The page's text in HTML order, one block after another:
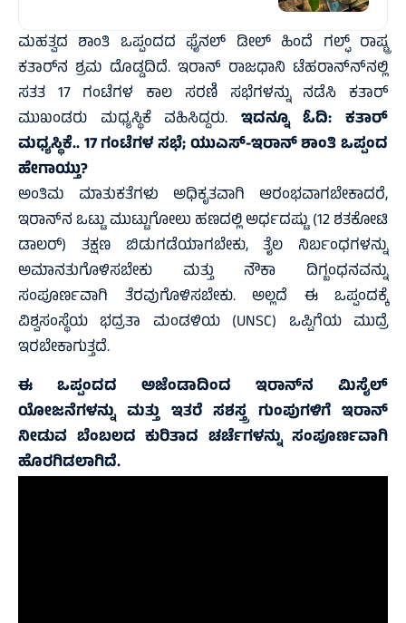
ಮಹತ್ವದ ಶಾಂತಿ ಒಪ್ಪಂದದ ಫೈನಲ್ ಡೀಲ್ ಹಿಂದೆ ಗಲ್ಫ್ ರಾಷ್ಟ್ರ
ಕತಾರ್‌ನ ಶ್ರಮ ದೊಡ್ಡದಿದೆ. ಇರಾನ್ ರಾಜಧಾನಿ ಟೆಹರಾನ್‌ನ್‌ನಲ್ಲಿ
ಸತತ 17 ಗಂಟೆಗಳ ಕಾಲ ಸರಣಿ ಸಭೆಗಳನ್ನು ನಡೆಸಿ ಕತಾರ್
ಮುಖಂಡರು ಮಧ್ಯಸ್ಥಿಕೆ ವಹಿಸಿದ್ದರು. ಇದನ್ನೂ ಓದಿ:ಕತಾರ್
ಮಧ್ಯಸ್ಥಿಕೆ.. 17 ಗಂಟೆಗಳ ಸಭೆ; ಯುಎಸ್-ಇರಾನ್ ಶಾಂತಿ ಒಪ್ಪಂದ
ಹೇಗಾಯ್ತು?
ಅಂತಿಮ ಮಾತುಕತೆಗಳು ಅಧಿಕೃತವಾಗಿ ಆರಂಭವಾಗಬೇಕಾದರೆ,
ಇರಾನ್‌ನ ಒಟ್ಟು ಮುಟ್ಟುಗೋಲು ಹಣದಲ್ಲಿ ಅರ್ಧದಷ್ಟು (12 ಶತಕೋಟಿ
ಡಾಲರ್) ತಕ್ಷಣ ಬಿಡುಗಡೆಯಾಗಬೇಕು, ತೈಲ ನಿರ್ಬಂಧಗಳನ್ನು
ಅಮಾನತುಗೊಳಿಸಬೇಕು ಮತ್ತು ನೌಕಾ ದಿಗ್ಬಂಧನವನ್ನು
ಸಂಪೂರ್ಣವಾಗಿ ತೆರವುಗೊಳಿಸಬೇಕು. ಅಲ್ಲದೆ ಈ ಒಪ್ಪಂದಕ್ಕೆ
ವಿಶ್ವಸಂಸ್ಥೆಯ ಭದ್ರತಾ ಮಂಡಳಿಯ (UNSC) ಒಪ್ಪಿಗೆಯ ಮುದ್ರೆ
ಇರಬೇಕಾಗುತ್ತದೆ.
ಈ ಒಪ್ಪಂದದ ಅಜೆಂಡಾದಿಂದ ಇರಾನ್‌ನ ಮಿಸೈಲ್
ಯೋಜನೆಗಳನ್ನು ಮತ್ತು ಇತರೆ ಸಶಸ್ತ್ರ ಗುಂಪುಗಳಿಗೆ ಇರಾನ್
ನೀಡುವ ಬೆಂಬಲದ ಕುರಿತಾದ ಚರ್ಚೆಗಳನ್ನು ಸಂಪೂರ್ಣವಾಗಿ
ಹೊರಗಿಡಲಾಗಿದೆ.